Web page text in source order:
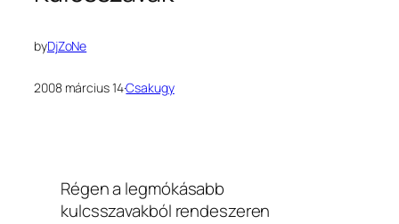
byDjZoNe
2008 március 14·Csakugy
Régen a legmókásabb
kulcsszavakból rendeszeren